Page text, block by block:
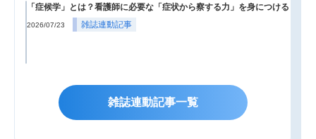
「症候学」とは？看護師に必要な「症状から察する力」を身につける
2026/07/23 雑誌連動記事
雑誌連動記事一覧